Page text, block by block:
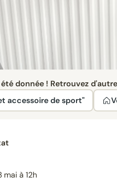
donnée ! Retrouvez
accessoire de sport"
à 12h